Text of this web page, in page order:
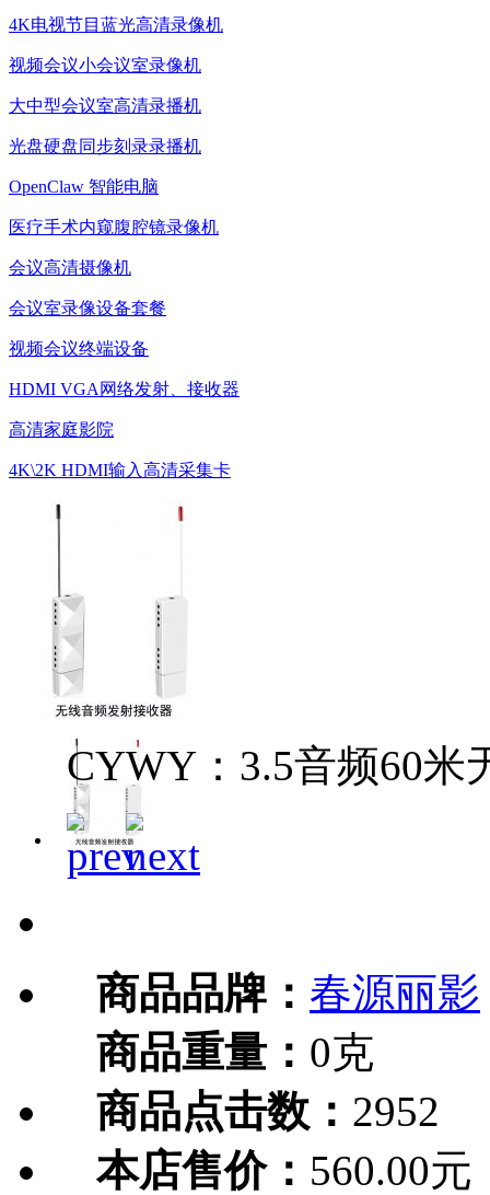
4K电视节目蓝光高清录像机
视频会议小会议室录像机
大中型会议室高清录播机
光盘硬盘同步刻录录播机
OpenClaw 智能电脑
医疗手术内窥腹腔镜录像机
会议高清摄像机
会议室录像设备套餐
视频会议终端设备
HDMI VGA网络发射、接收器
高清家庭影院
4K\2K HDMI输入高清采集卡
CYWY：3.5音频60米
商品品牌： 春源丽影
商品重量： 0克
商品点击数： 2952
本店售价： 560.00元